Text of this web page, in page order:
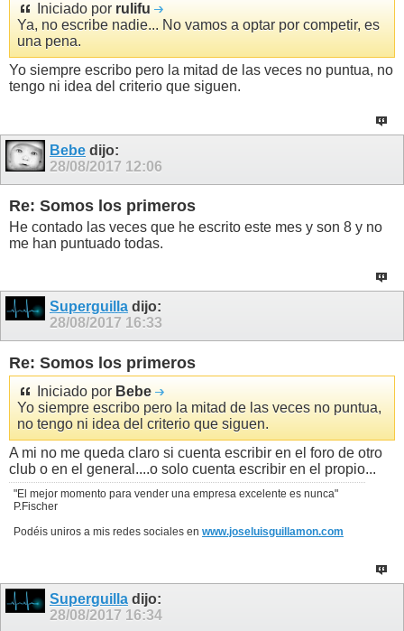
Iniciado por rulifu
Ya, no escribe nadie... No vamos a optar por competir, es
una pena.
Yo siempre escribo pero la mitad de las veces no puntua, no
tengo ni idea del criterio que siguen.
Bebe dijo:
28/08/2017 12:06
Re: Somos los primeros
He contado las veces que he escrito este mes y son 8 y no
me han puntuado todas.
Superguilla dijo:
28/08/2017 16:33
Re: Somos los primeros
Iniciado por Bebe
Yo siempre escribo pero la mitad de las veces no puntua,
no tengo ni idea del criterio que siguen.
A mi no me queda claro si cuenta escribir en el foro de otro
club o en el general....o solo cuenta escribir en el propio...
"El mejor momento para vender una empresa excelente es nunca"
P.Fischer
Podéis uniros a mis redes sociales en www.joseluisguillamon.com
Superguilla dijo:
28/08/2017 16:34